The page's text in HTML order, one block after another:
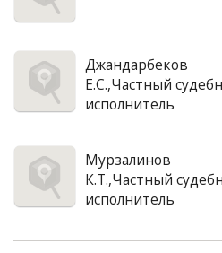
Джандарбеков
Е.С.,Частный
исполнитель
Мурзалинов
К.Т.,Частный
исполнитель